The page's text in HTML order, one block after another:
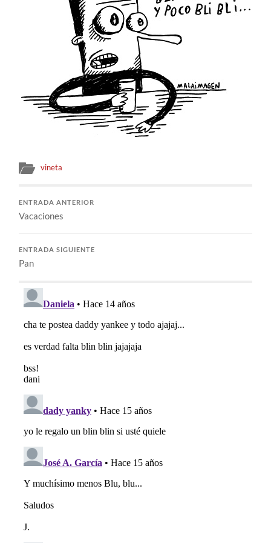
vineta
ENTRADA ANTERIOR
Vacaciones
ENTRADA SIGUIENTE
Pan